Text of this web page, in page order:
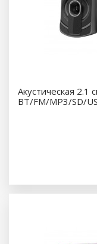
Акустическая 2.1
BT/FM/MP3/SD/